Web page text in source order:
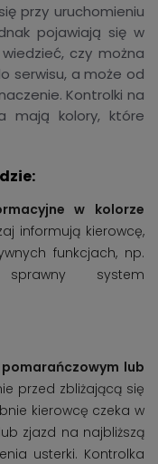
przy uruchomieniu
pojawiają się w
czy można
serwisu, a może od
Kontrolki na
mają kolory, które
w kolorze
informują kierowcę,
funkcjach, np.
system
lub
przed zbliżającą się
kierowcę czeka w
zjazd na najbliższą
usterki. Kontrolka